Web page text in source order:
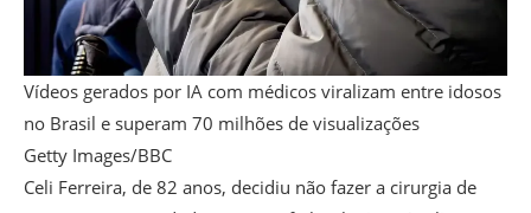
Vídeos gerados por IA com médicos viralizam entre idosos
no Brasil e superam 70 milhões de visualizações
Getty Images/BBC
Celi Ferreira, de 82 anos, decidiu não fazer a cirurgia de